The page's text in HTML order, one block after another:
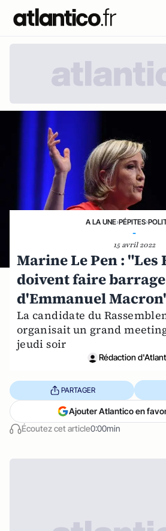
A LA UNE›PÉPITES›
-
15 avril 2022
Marine Le Pen : "Les
doivent faire
d'Emmanuel
La candidate du
organisait un grand
jeudi soir
Rédaction
Écoutez cet article0:00min
PARTAGER
Ajouter Atlantico en